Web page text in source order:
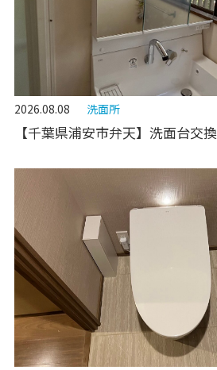
2026.08.08 洗面所
【千葉県浦安市弁天】洗面台交換